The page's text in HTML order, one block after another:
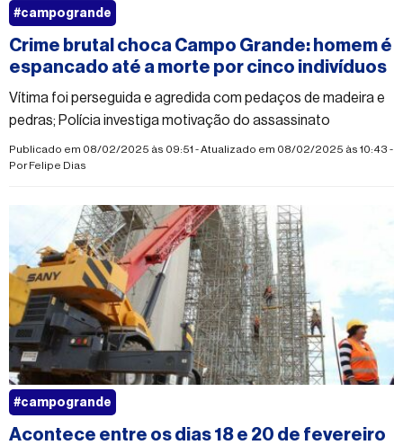
Crime brutal choca Campo Grande: homem é
espancado até a morte por cinco indivíduos
Vítima foi perseguida e agredida com pedaços de madeira e
pedras; Polícia investiga motivação do assassinato
Publicado em 08/02/2025 às 09:51 - Atualizado em 08/02/2025 às 10:43 -
PorFelipe Dias
#campogrande
Acontece entre os dias 18 e 20 de fevereiro
#campogrande